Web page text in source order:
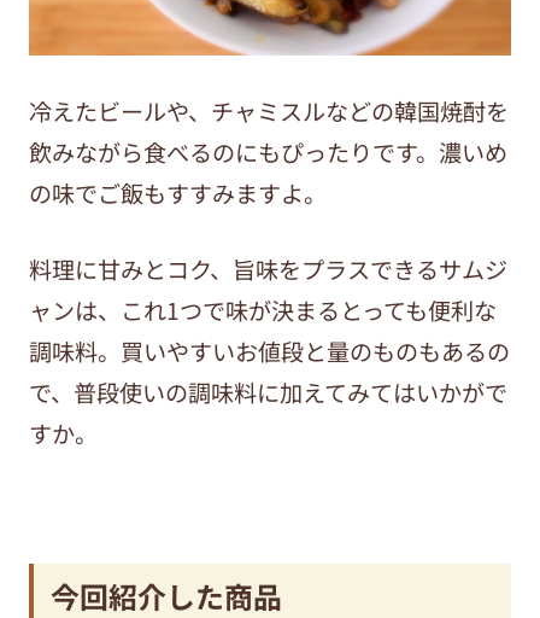
冷えたビールや、チャミスルなどの韓国焼酎を
飲みながら食べるのにもぴったりです。濃いめ
の味でご飯もすすみますよ。
料理に甘みとコク、旨味をプラスできるサムジ
ャンは、これ1つで味が決まるとっても便利な
調味料。買いやすいお値段と量のものもあるの
で、普段使いの調味料に加えてみてはいかがで
すか。
今回紹介した商品